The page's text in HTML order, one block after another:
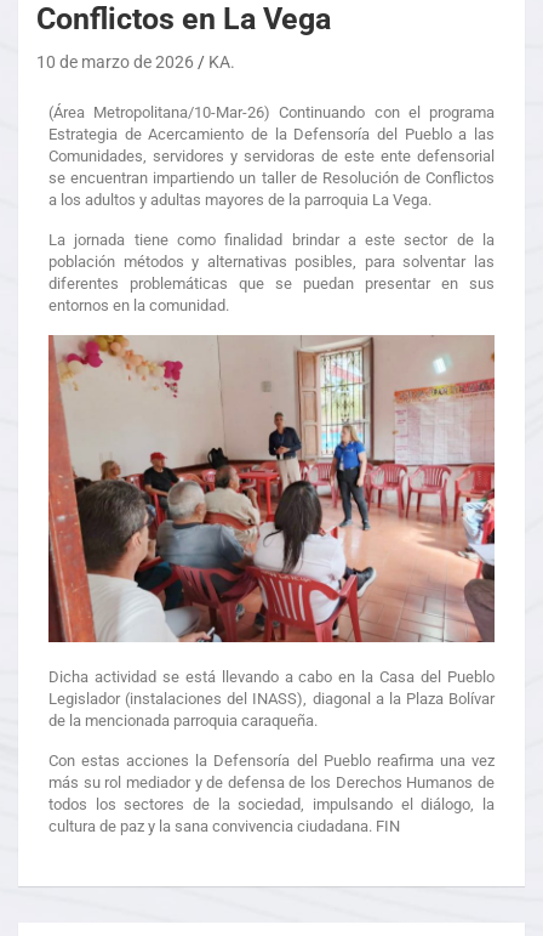
Conflictos en La Vega
10 de marzo de 2026 KA.
(Área Metropolitana/10-Mar-26) Continuando con el programa
Estrategia de Acercamiento de la Defensoría del Pueblo a las
Comunidades, servidores y servidoras de este ente defensorial
se encuentran impartiendo un taller de Resolución de Conflictos
a los adultos y adultas mayores de la parroquia La Vega.
La jornada tiene como finalidad brindar a este sector de la
población métodos y alternativas posibles, para solventar las
diferentes problemáticas que se puedan presentar en sus
entornos en la comunidad.
Dicha actividad se está llevando a cabo en la Casa del Pueblo
Legislador (instalaciones del INASS), diagonal a la Plaza Bolívar
de la mencionada parroquia caraqueña.
Con estas acciones la Defensoría del Pueblo reafirma una vez
más su rol mediador y de defensa de los Derechos Humanos de
todos los sectores de la sociedad, impulsando el diálogo, la
cultura de paz y la sana convivencia ciudadana. FIN